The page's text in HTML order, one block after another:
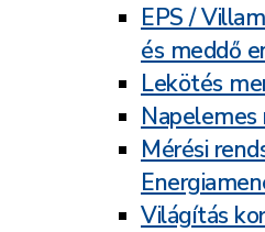
EPS /
és meddő
Lekötés
Napelemes
Mérési
Világítás